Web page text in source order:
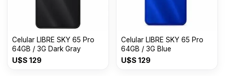
Celular LIBRE SKY 65 Pro
64GB / 3G Dark Gray
U$S 129
Celular LIBRE SKY 65 Pro
64GB / 3G Blue
U$S 129